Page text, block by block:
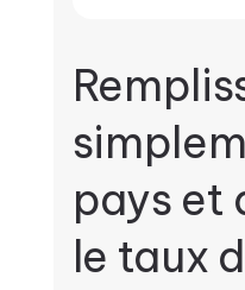
pays et
le taux